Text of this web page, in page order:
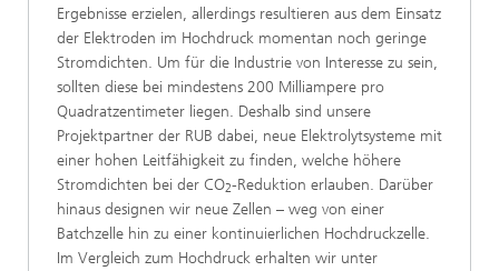
Ergebnisse erzielen, allerdings resultieren aus dem Einsatz
der Elektroden im Hochdruck momentan noch geringe
Stromdichten. Um für die Industrie von Interesse zu sein,
sollten diese bei mindestens 200 Milliampere pro
Quadratzentimeter liegen. Deshalb sind unsere
Projektpartner der RUB dabei, neue Elektrolytsysteme mit
einer hohen Leitfähigkeit zu finden, welche höhere
Stromdichten bei der CO2-Reduktion erlauben. Darüber
hinaus designen wir neue Zellen – weg von einer
Batchzelle hin zu einer kontinuierlichen Hochdruckzelle.
Im Vergleich zum Hochdruck erhalten wir unter